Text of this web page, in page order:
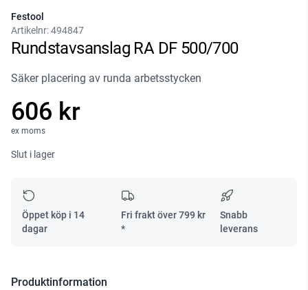
Festool
Artikelnr:494847
Rundstavsanslag RA DF 500/700
Säker placering av runda arbetsstycken
606 kr
ex moms
Slut i lager
Öppet köp i 14
dagar
Fri frakt över799 kr
*
Snabb
leverans
Produktinformation